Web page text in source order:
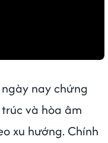
nay chứng
và hòa âm
xu hướng. Chính